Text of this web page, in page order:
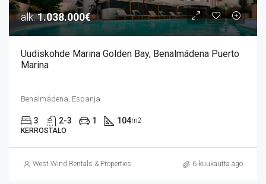
alk.1.038.000€
Uudiskohde Marina Golden Bay, Benalmádena Puerto
Marina
Benalmádena, Espanja
3 2-3 1 104m2
KERROSTALO
West Wind Rentals & Properties 6 kuukautta ago